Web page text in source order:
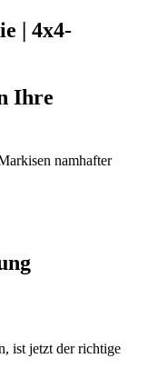
| 4x4-
Ihre
namhafter
ist jetzt der richtige